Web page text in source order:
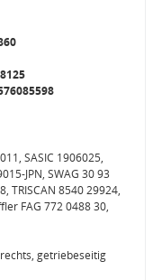
SASIC 1906025,
JPN, SWAG 30 93
TRISCAN 8540 29924,
FAG 772 0488 30,
getriebeseitig